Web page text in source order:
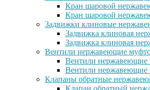
Кран шаровой
Кран шаровой
Задвижки клиновые
Задвижка клиновая
Задвижка клиновая
Вентили нержавеющие
Вентили нержавеющие
Вентили нержавеющие
Клапаны обратные
Клапан обратный